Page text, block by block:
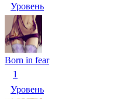
Уровень
Born in fear
1
Уровень